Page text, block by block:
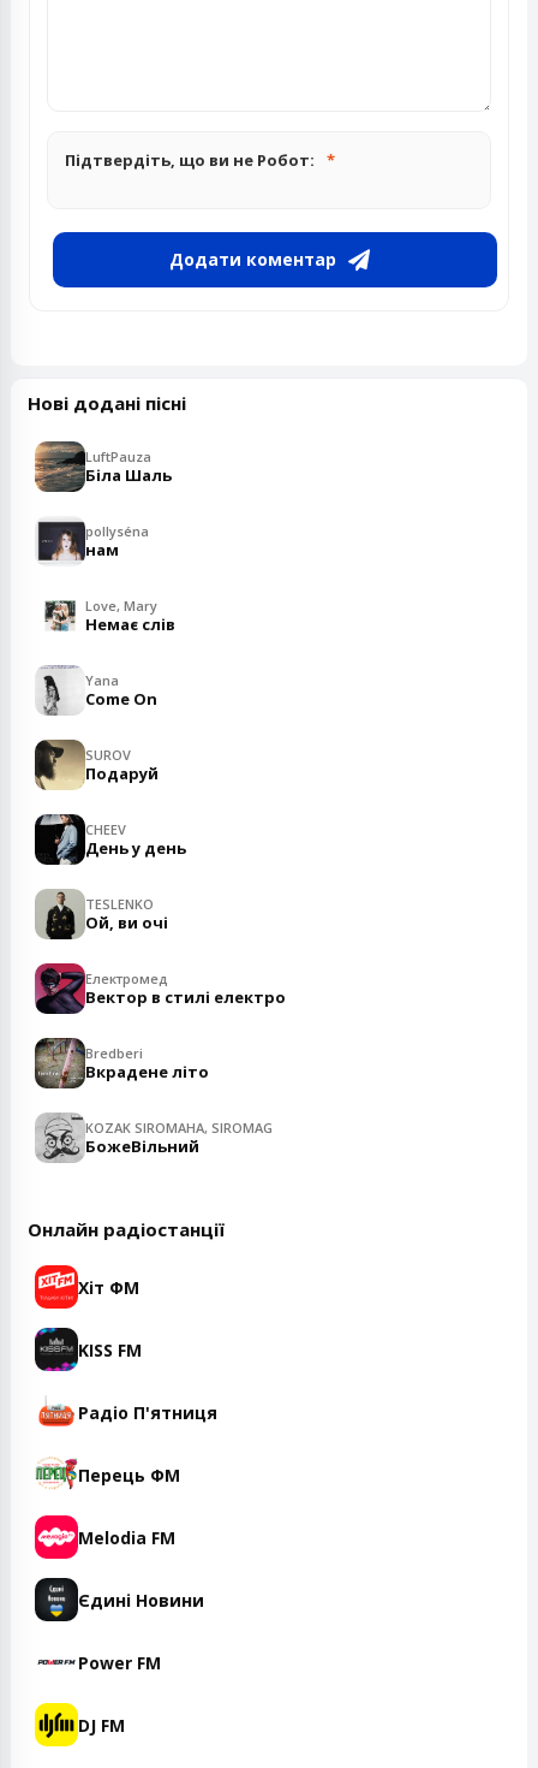
Підтвердіть, що ви не Робот:
Додати коментар
Нові додані пісні
LuftPauza
Біла Шаль
pollyséna
нам
Love, Mary
Немає слів
Yana
Come On
SUROV
Подаруй
CHEEV
День у день
TESLENKO
Ой, ви очі
Електромед
Вектор в стилі електро
Bredberi
Вкрадене літо
KOZAK SIROMAHA, SIROMAG
БожеВільний
Онлайн радіостанції
Хіт ФМ
KISS FM
Радіо П'ятниця
Перець ФМ
Melodia FM
Єдині Новини
Power FM
DJ FM